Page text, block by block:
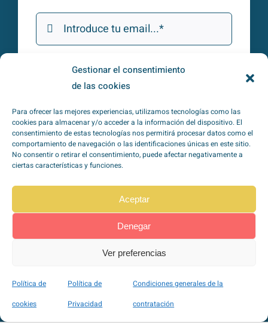
Gestionar el consentimiento
de las cookies
Para ofrecer las mejores experiencias, utilizamos tecnologías como las
cookies para almacenar y/o acceder a la información del dispositivo. El
consentimiento de estas tecnologías nos permitirá procesar datos como el
comportamiento de navegación o las identificaciones únicas en este sitio.
No consentir o retirar el consentimiento, puede afectar negativamente a
ciertas características y funciones.
Aceptar
Denegar
Ver preferencias
Política de
cookies
Política de
Privacidad
Condiciones generales de la
contratación
Subscribirme
He leído y acepto lapolítica de
privacidad*
TipoZeroDiabetes enRedes Sociales
Pago seguro a través de Stripe